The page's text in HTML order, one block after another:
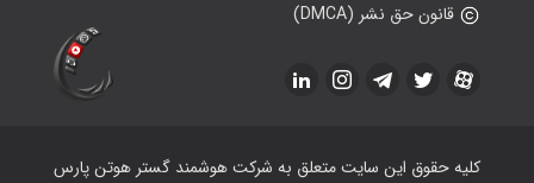
قانون حق نشر (DMCA)
کلیه حقوق این سایت متعلق به شرکت هوشمند گستر هوتن پارس